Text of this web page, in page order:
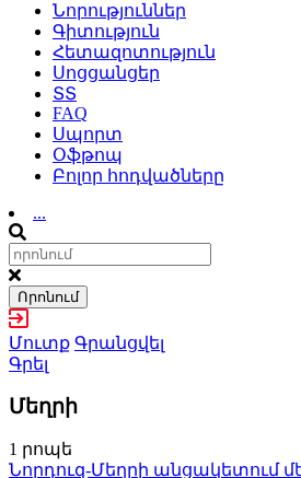
Նորություններ
Գիտություն
Հետազոտություն
Սոցցանցեր
ՏՏ
FAQ
Սպորտ
Օֆթոպ
Բոլոր հոդվածները
...
Որոնում
Մուտք Գրանցվել
Գրել
Մեղրի
1 րոպե
Նորդուզ-Մեղրի անցակետում